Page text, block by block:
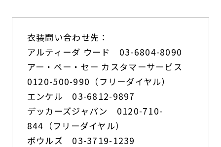
衣装問い合わせ先：
アルティーダ ウード 03-6804-8090
アー・ペー・セー カスタマーサービス
0120-500-990（フリーダイヤル）
エンケル 03-6812-9897
デッカーズジャパン 0120-710-
844（フリーダイヤル）
ボウルズ 03-3719-1239